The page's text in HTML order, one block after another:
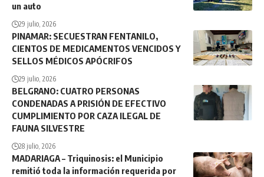
un auto
29 julio, 2026
PINAMAR: SECUESTRAN FENTANILO,
CIENTOS DE MEDICAMENTOS VENCIDOS Y
SELLOS MÉDICOS APÓCRIFOS
29 julio, 2026
BELGRANO: CUATRO PERSONAS
CONDENADAS A PRISIÓN DE EFECTIVO
CUMPLIMIENTO POR CAZA ILEGAL DE
FAUNA SILVESTRE
28 julio, 2026
MADARIAGA – Triquinosis: el Municipio
remitió toda la información requerida por